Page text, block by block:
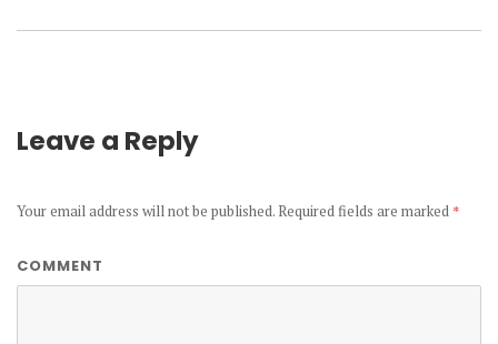
Leave a Reply
Your email address will not be published. Required fields are marked *
COMMENT